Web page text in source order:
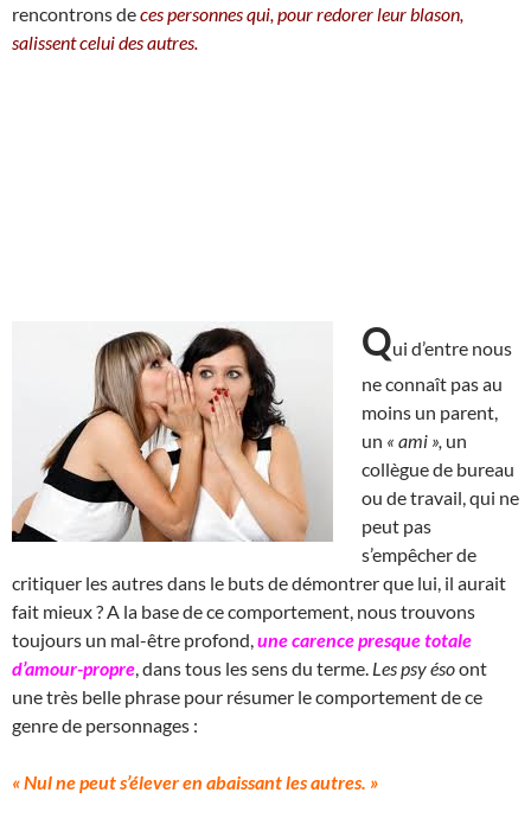
rencontrons deces personnes qui, pour redorer leur blason,
salissent celui des autres.
Qui d’entre nous
ne connaît pas au
moins un parent,
un « ami », un
collègue de bureau
ou de travail, qui ne
peut pas
s’empêcher de
critiquer les autres dans le buts de démontrer que lui, il aurait
fait mieux ? A la base de ce comportement, nous trouvons
toujours un mal-être profond, une carence presque totale
d’amour-propre , dans tous les sens du terme. Les psy ésoont
une très belle phrase pour résumer le comportement de ce
genre de personnages :
« Nul ne peut s’élever en abaissant les autres. »